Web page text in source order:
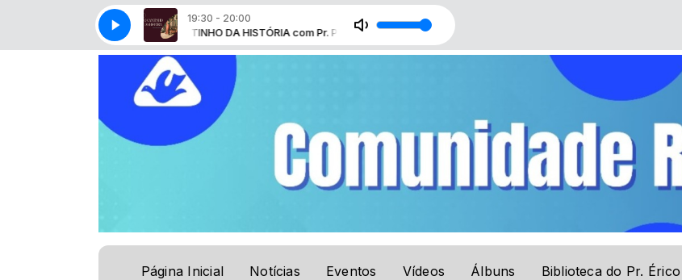
19:30 - 20:00
CANTINHO DA HISTÓRIA com Pr. Paulo RicardoCANTINHO DA HISTÓRIA com Pr. Paulo Ricardo
Página Inicial Notícias Eventos Vídeos Álbuns Biblioteca do Pr. Érico